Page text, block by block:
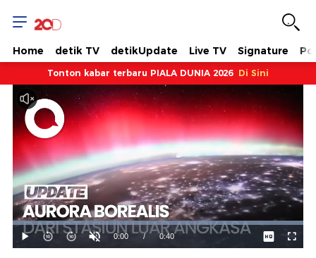
Home detik TV detikUpdate Live TV Signature
Tonton kabar terbaru PIALA DUNIA 2026 Di Sini
Mainkan
Suara
Hidup
Waktu
0:00 / Durasi
0:40
Dimuat:
100.00%